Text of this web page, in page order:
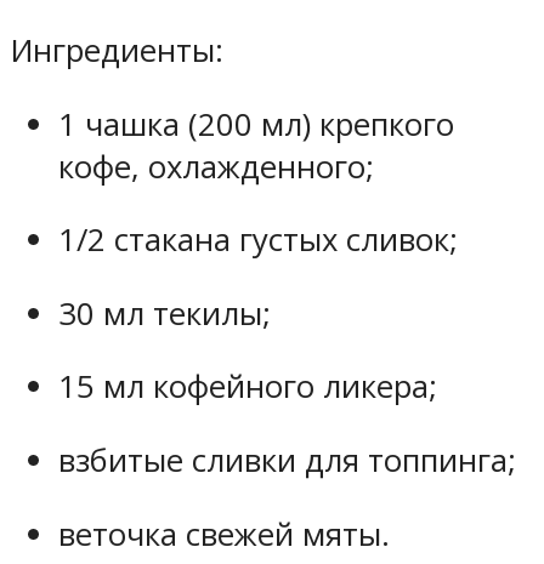
Ингредиенты:
1 чашка (200 мл) крепкого
кофе, охлажденного;
1/2 стакана густых сливок;
30 мл текилы;
15 мл кофейного ликера;
взбитые сливки для топпинга;
веточка свежей мяты.